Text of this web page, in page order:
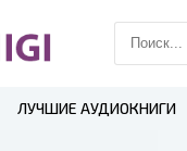
ЛУЧШИЕ АУДИОКНИГИ